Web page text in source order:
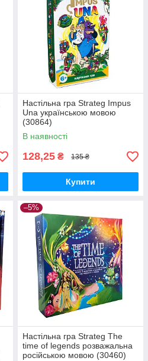
Настільна гра Strateg Impus
Una українською мовою
(30864)
В наявності
128,25 ₴ 135 ₴
Купити
–5%
Настільна гра Strateg The
time of legends розважальна
російською мовою (30460)